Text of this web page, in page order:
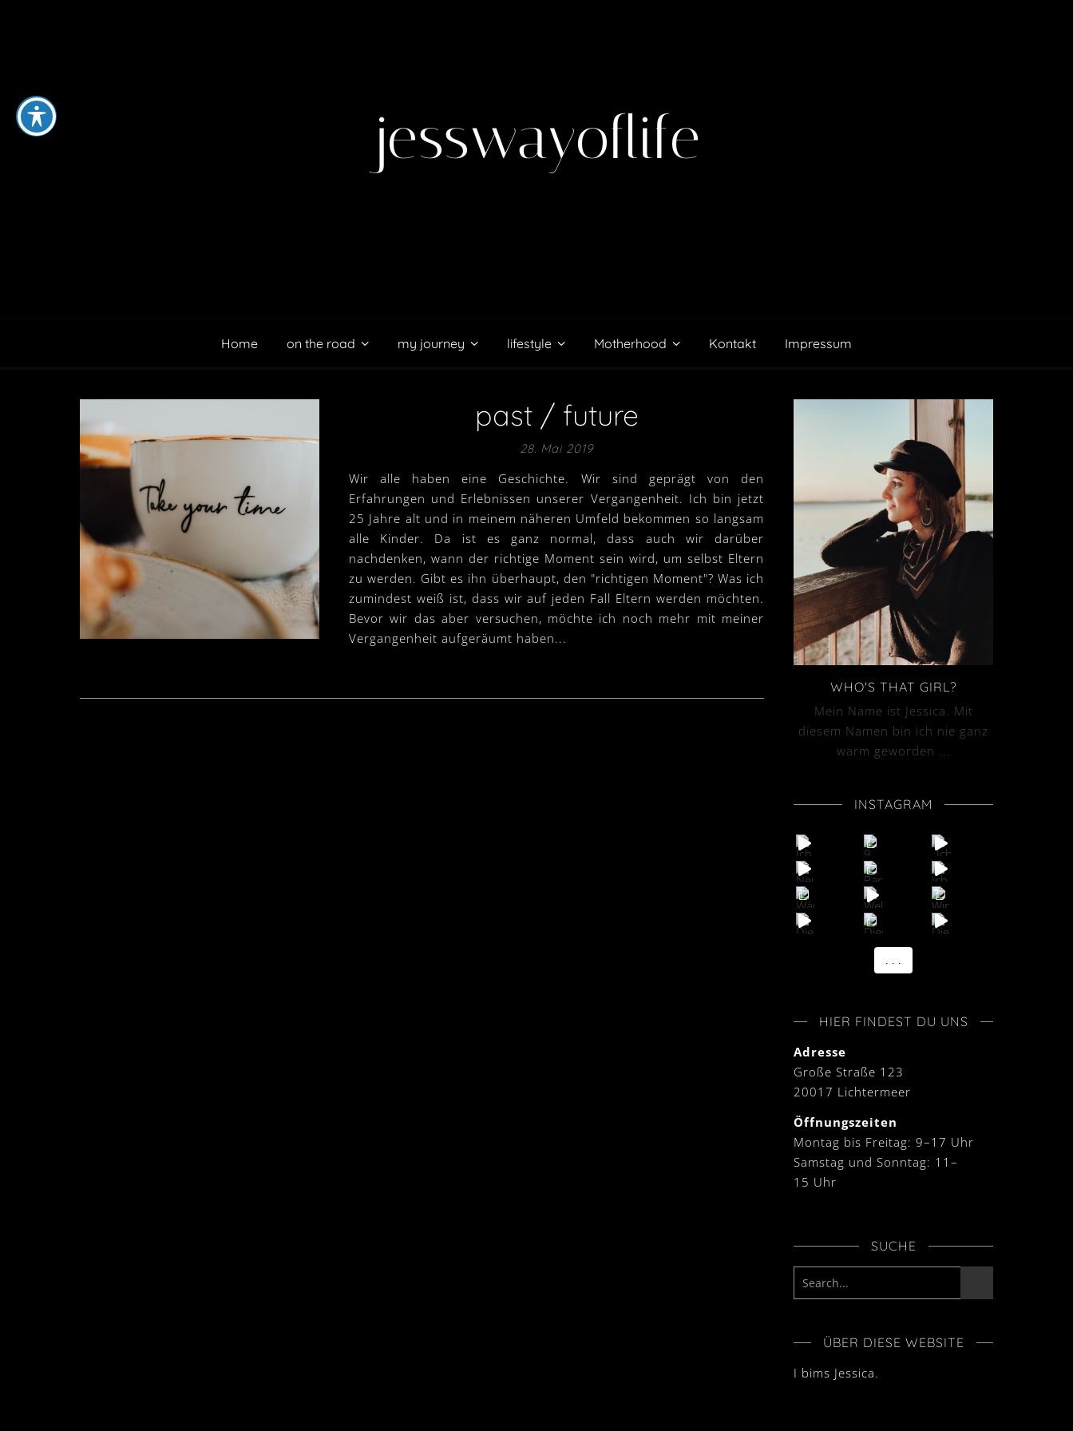
jesswayoflife
Home on the road my journey lifestyle Motherhood Kontakt Impressum
past / future
28. Mai 2019
Wir alle haben eine Geschichte. Wir sind geprägt von den
Erfahrungen und Erlebnissen unserer Vergangenheit. Ich bin jetzt
25 Jahre alt und in meinem näheren Umfeld bekommen so langsam
alle Kinder. Da ist es ganz normal, dass auch wir darüber
nachdenken, wann der richtige Moment sein wird, um selbst Eltern
zu werden. Gibt es ihn überhaupt, den "richtigen Moment"? Was ich
zumindest weiß ist, dass wir auf jeden Fall Eltern werden möchten.
Bevor wir das aber versuchen, möchte ich noch mehr mit meiner
Vergangenheit aufgeräumt haben...
WHO'S THAT GIRL?
Mein Name ist Jessica. Mit
diesem Namen bin ich nie ganz
warm geworden ...
INSTAGRAM
HIER FINDEST DU UNS
Adresse
Große Straße 123
20017 Lichtermeer
Öffnungszeiten
Montag bis Freitag: 9–17 Uhr
Samstag und Sonntag: 11–
15 Uhr
SUCHE
ÜBER DIESE WEBSITE
I bims Jessica.